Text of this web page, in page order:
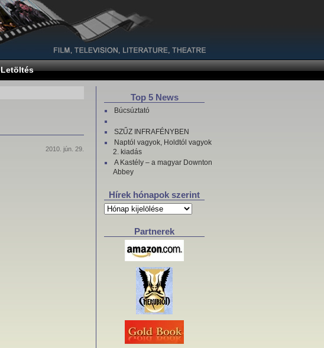
Letöltés
2010. jún. 29.
Top 5 News
Búcsúztató
SZŰZ INFRAFÉNYBEN
Naptól vagyok, Holdtól vagyok
2. kiadás
A Kastély – a magyar Downton
Abbey
Hírek hónapok szerint
Hírek
hónapok
Partnerek